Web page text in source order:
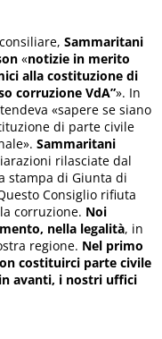
Sammaritani
«notizie in merito
alla costituzione di
corruzione VdA”». In
«sapere se siano
di parte civile
Sammaritani
rilasciate dal
stampa di Giunta di
Consiglio rifiuta
corruzione. Noi
nella legalità, in
regione. Nel primo
costituirci parte civile
avanti, i nostri uffici